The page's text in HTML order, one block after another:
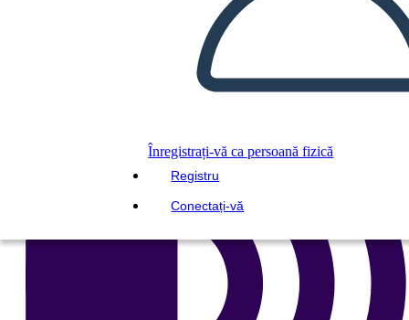
Înregistrați-vă ca persoană fizică
Registru
Conectați-vă
REDAȚI PREZENTAREA DE DIAPOZITIVE
CITESTE-MI